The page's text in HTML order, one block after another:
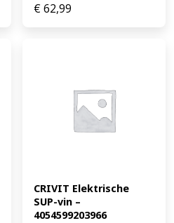
€62,99
CRIVIT Elektrische
SUP-vin –
4054599203966